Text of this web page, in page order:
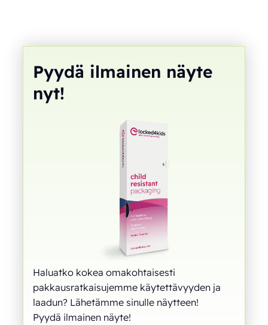
Pyydä ilmainen näyte
nyt!
Haluatko kokea omakohtaisesti
pakkausratkaisujemme käytettävyyden ja
laadun? Lähetämme sinulle näytteen!
Pyydä ilmainen näyte!